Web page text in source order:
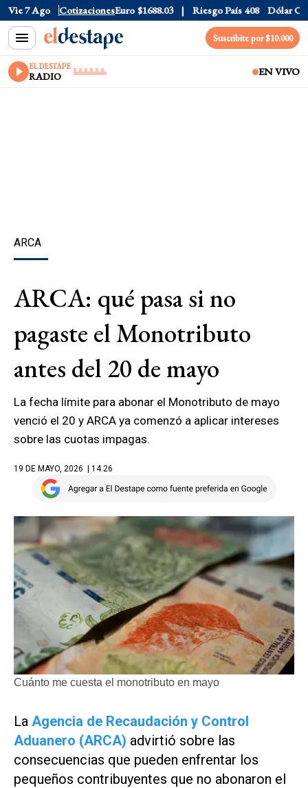
Vie 7 Ago Cotizaciones
CCL $1577.3 Euro $1688.03 Riesgo País 408 Dólar Oficial
Suscribite por $10.000
EL DESTAPE
RADIO EN VIVO
ARCA
ARCA: qué pasa si no
pagaste el Monotributo
antes del 20 de mayo
La fecha límite para abonar el Monotributo de mayo
venció el 20 y ARCA ya comenzó a aplicar intereses
sobre las cuotas impagas.
19 DE MAYO, 2026 | 14.26
Cuánto me cuesta el monotributo en mayo
La Agencia de Recaudación y Control
Aduanero (ARCA) advirtió sobre las
consecuencias que pueden enfrentar los
pequeños contribuyentes que no abonaron el